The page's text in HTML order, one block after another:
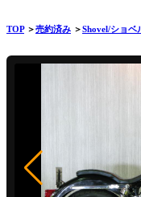
TOP＞売約済み ＞Shovel/ショベ